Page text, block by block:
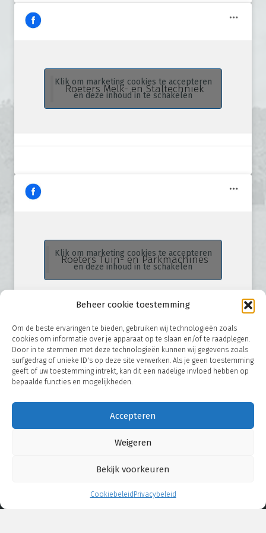
Beheer cookie toestemming
Om de beste ervaringen te bieden, gebruiken wij technologieën zoals
cookies om informatie over je apparaat op te slaan en/of te raadplegen.
Door in te stemmen met deze technologieën kunnen wij gegevens zoals
surfgedrag of unieke ID's op deze site verwerken. Als je geen toestemming
geeft of uw toestemming intrekt, kan dit een nadelige invloed hebben op
bepaalde functies en mogelijkheden.
Accepteren
Weigeren
Bekijk voorkeuren
Cookiebeleid Privacybeleid
Roeters Melk- en Staltechniek
Klik om marketing cookies te accepteren
en deze inhoud in te schakelen
Roeters Tuin- en Parkmachines
Klik om marketing cookies te accepteren
en deze inhoud in te schakelen
- E.info@roetersbv.nl